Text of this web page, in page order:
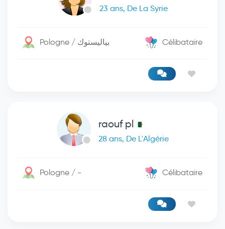
23 ans, De La Syrie
Pologne / بياليستوك Célibataire
raouf pl
28 ans, De L'Algérie
Pologne / - Célibataire